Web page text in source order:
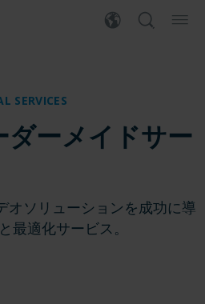
SERVICES
ダーメイドサー
ソリューションを成功に導
最適化サービス。